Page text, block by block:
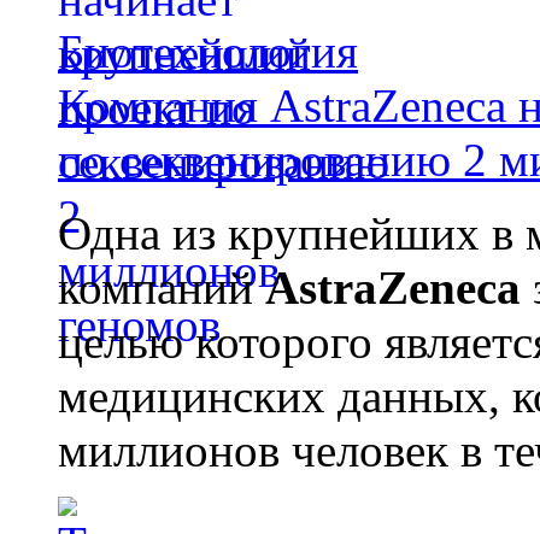
Биотехнология
Компания AstraZeneca
по секвенированию 2
Одна из крупнейших в
компанийAstraZeneca
целью которого
медицинских данных,
миллионов человек в